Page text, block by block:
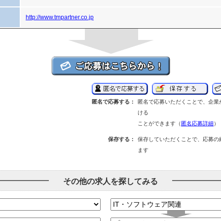
http://www.tmpartner.co.jp
匿名で応募する：
匿名で応募いただくことで、企業
ける
ことができます（匿名応募詳細）
保存する：
保存していただくことで、応募の
ます
その他の求人を探してみる